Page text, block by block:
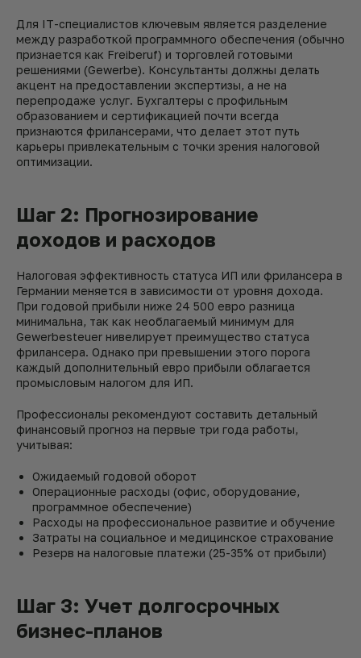
Для IT-специалистов ключевым является разделение
между разработкой программного обеспечения (обычно
признается как Freiberuf) и торговлей готовыми
решениями (Gewerbe). Консультанты должны делать
акцент на предоставлении экспертизы, а не на
перепродаже услуг. Бухгалтеры с профильным
образованием и сертификацией почти всегда
признаются фрилансерами, что делает этот путь
карьеры привлекательным с точки зрения налоговой
оптимизации.
Шаг 2: Прогнозирование
доходов и расходов
Налоговая эффективность статуса ИП или фрилансера в
Германии меняется в зависимости от уровня дохода.
При годовой прибыли ниже 24 500 евро разница
минимальна, так как необлагаемый минимум для
Gewerbesteuer нивелирует преимущество статуса
фрилансера. Однако при превышении этого порога
каждый дополнительный евро прибыли облагается
промысловым налогом для ИП.
Профессионалы рекомендуют составить детальный
финансовый прогноз на первые три года работы,
учитывая:
Ожидаемый годовой оборот
Операционные расходы (офис, оборудование,
программное обеспечение)
Расходы на профессиональное развитие и обучение
Затраты на социальное и медицинское страхование
Резерв на налоговые платежи (25-35% от прибыли)
Шаг 3: Учет долгосрочных
бизнес-планов